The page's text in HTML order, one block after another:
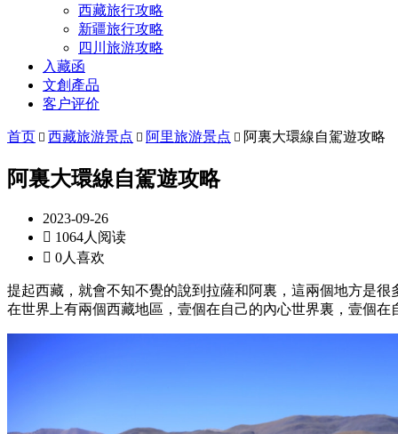
西藏旅行攻略
新疆旅行攻略
四川旅游攻略
入藏函
文創產品
客户评价
首页  西藏旅游景点  阿里旅游景点  阿裏大環線自駕遊攻略
阿裏大環線自駕遊攻略
2023-09-26
 1064人阅读
 0人喜欢
提起西藏，就會不知不覺的說到拉薩和阿裏，這兩個地方是
在世界上有兩個西藏地區，壹個在自己的內心世界裏，壹個